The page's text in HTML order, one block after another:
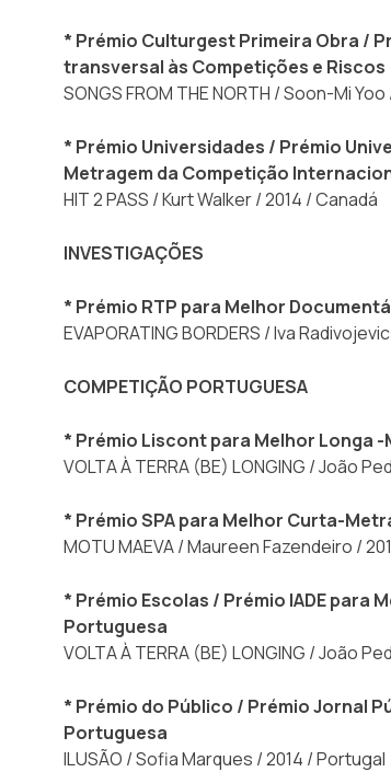
* Prémio Culturgest Primeira Obra /
transversal às Competições e Riscos
SONGS FROM THE NORTH / Soon-Mi
* Prémio Universidades / Prémio
Metragem da Competição
HIT 2 PASS / Kurt Walker / 2014 / Canadá
INVESTIGAÇÕES
* Prémio RTP para Melhor
EVAPORATING BORDERS / Iva
COMPETIÇÃO PORTUGUESA
* Prémio Liscont para Melhor Longa
VOLTA À TERRA (BE) LONGING / João
* Prémio SPA para Melhor Curta-
MOTU MAEVA / Maureen Fazendeiro /
* Prémio Escolas / Prémio IADE para
Portuguesa
VOLTA À TERRA (BE) LONGING / João
* Prémio do Público / Prémio Jornal
Portuguesa
ILUSÃO / Sofia Marques / 2014 / Portugal